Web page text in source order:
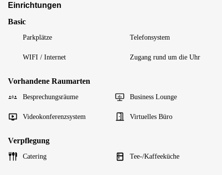
Einrichtungen
Basic
Parkplätze Telefonsystem
WIFI / Internet Zugang rund um die Uhr
Vorhandene Raumarten
Besprechungsräume Business Lounge
Videokonferenzsystem Virtuelles Büro
Verpflegung
Catering Tee-/Kaffeeküche